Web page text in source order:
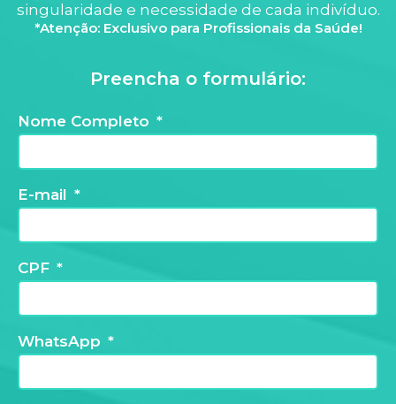
singularidade e necessidade de cada indivíduo.
*Atenção: Exclusivo para Profissionais da Saúde!
Preencha o formulário:
Nome Completo
E-mail
CPF
WhatsApp